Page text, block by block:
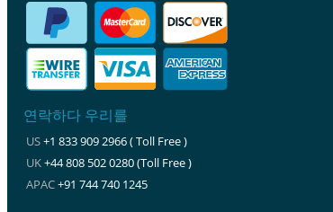
연락하다 우리를
US+1 833 909 2966 ( Toll Free )
UK+44 808 502 0280 (Toll Free )
APAC+91 744 740 1245